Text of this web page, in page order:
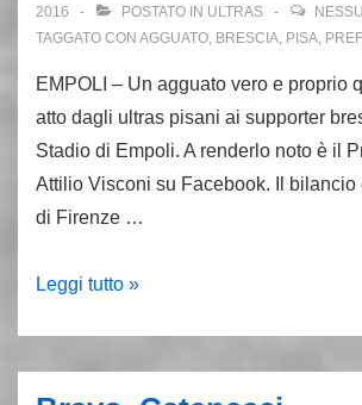
2016
POSTATO IN ULTRAS
TAGGATO CON AGGUATO, BRESCIA, PISA,
EMPOLI – Un agguato vero e proprio
atto dagli ultras pisani ai supporter
Stadio di Empoli. A renderlo noto è il
Attilio Visconi su Facebook. Il bilancio
di Firenze …
Agguato
Leggi tutto »